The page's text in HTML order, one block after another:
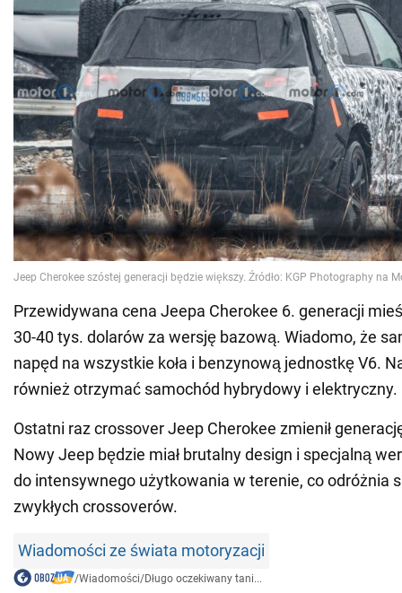
Przewidywana cena Jeepa Cherokee 6. generacji
30-40 tys. dolarów za wersję bazową. Wiadomo, że
napęd na wszystkie koła i benzynową jednostkę V6.
również otrzymać samochód hybrydowy i elektryczny.
Ostatni raz crossover Jeep Cherokee zmienił
Nowy Jeep będzie miał brutalny design i specjalną
do intensywnego użytkowania w terenie, co odróżnia
zwykłych crossoverów.
Wiadomości ze świata motoryzacji
/Wiadomości/Długo oczekiwany tani...